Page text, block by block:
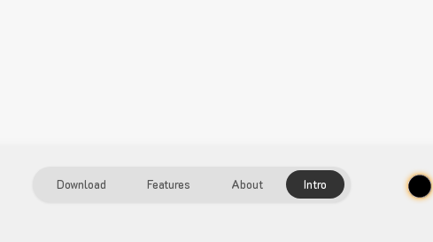
Intro
About
Features
Download